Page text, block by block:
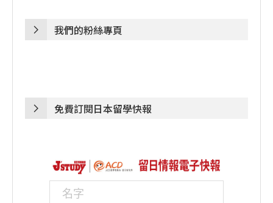
我們的粉絲專頁
免費訂閱日本留學快報